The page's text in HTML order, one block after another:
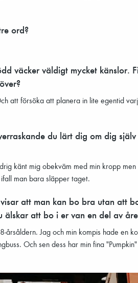
ord?
väcker väldigt mycket känslor.
att försöka att planera in lite egentid
du lärt dig om dig
känt mig obekväm med min kropp
man bara släpper taget.
att man kan bo bra utan att
älskar att bo i er van en del av
Jag och min kompis hade en
Och sen dess har min fina